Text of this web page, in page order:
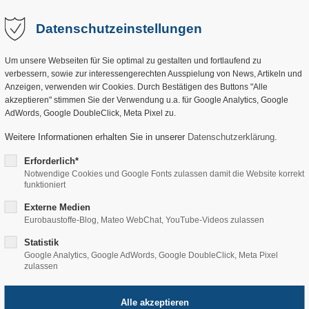
Ausstellung Produkte Über uns
in
beraten Sie und
Dämmungen.
Datenschutzeinstellungen
Um unsere Webseiten für Sie optimal zu gestalten und fortlaufend zu
verbessern, sowie zur interessengerechten Ausspielung von News, Artikeln und
Anzeigen, verwenden wir Cookies. Durch Bestätigen des Buttons "Alle
akzeptieren" stimmen Sie der Verwendung u.a. für Google Analytics, Google
AdWords, Google DoubleClick, Meta Pixel zu.
Weitere Informationen erhalten Sie in unserer Datenschutzerklärung.
Erforderlich*
Notwendige Cookies und Google Fonts zulassen damit die Website korrekt
funktioniert
Externe Medien
Eurobaustoffe-Blog, Mateo WebChat, YouTube-Videos zulassen
Statistik
Google Analytics, Google AdWords, Google DoubleClick, Meta Pixel
zulassen